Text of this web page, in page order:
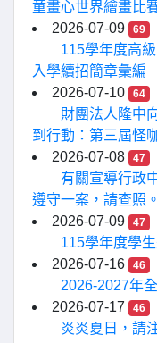
童畫心世界繪畫比
2026-07-09
69
115學年度高
入學續招簡章彙編
2026-07-10
64
財團法人隆中
到行動：第三屆怪
2026-07-08
47
有關宣導行政
遵守一案，請查照。
2026-07-09
47
115學年度學
2026-07-16
46
2026-2027年
2026-07-17
46
炎炎夏日，請